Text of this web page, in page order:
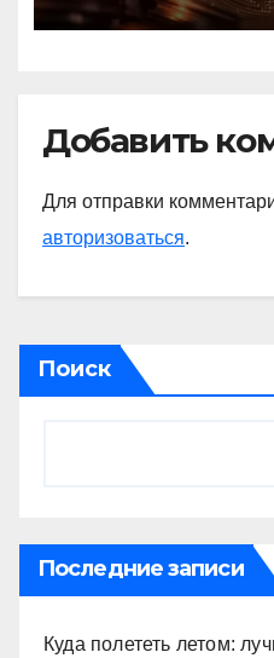
Добавить
Для отправки
авторизоваться.
Поиск
Последние записи
Куда полететь летом: